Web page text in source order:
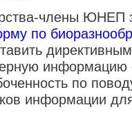
члены ЮНЕП
по
информацию
по
информации